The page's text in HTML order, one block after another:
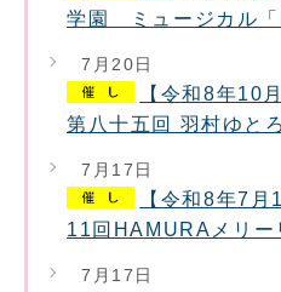
学園 ミュージカル
7月20日
【令和8年10
第八十五回 羽村ゆと
7月17日
【令和8年7
11回HAMURAメリー
7月17日